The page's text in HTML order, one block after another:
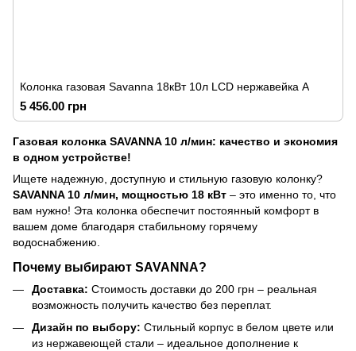
Колонка газовая Savanna 18кВт 10л LCD нержавейка А
5 456.00 грн
Газовая колонка SAVANNA 10 л/мин: качество и экономия
в одном устройстве!
Ищете надежную, доступную и стильную газовую колонку?
SAVANNA 10 л/мин, мощностью 18 кВт – это именно то, что
вам нужно! Эта колонка обеспечит постоянный комфорт в
вашем доме благодаря стабильному горячему
водоснабжению.
Почему выбирают SAVANNA?
Доставка: Стоимость доставки до 200 грн – реальная
возможность получить качество без переплат.
Дизайн по выбору: Стильный корпус в белом цвете или
из нержавеющей стали – идеальное дополнение к